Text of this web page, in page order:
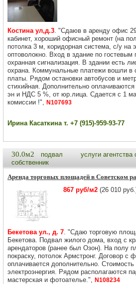
Костина ул,д.3. "Сдаюв в аренду офис
кабинет, хороший офисный ремонт (на
потолка 3 м, коридорная система, с/у на
оптоволокно. Вход в здание по
охранная сигнализация. В здании есть
охрана. Коммунальные платежи вошли в
платы. Рядом остановки автобусов и
стихийная. Дополнительно
эн и НДС 5 %, от юр.лица. Сдается с 1
комиссии !", N107693
Ирина Касаткина т. +7 (915)-959-93-77
30.0м2 подвал
услуги агентства
собственник
Аренда торговых площадей в Советском
867 руб/м2 (26 010
Бекетова ул., д. 7. "Сдаю торговую
Бекетова. Подвал жилого дома, вход с
арендаторов (ранее был Озон). На полу
покраску, потолок Армстронг. Договор
оплачивается дополнительно.
электроэнергия. Рядом располагаются
мастерская и фотоателье.", N108234